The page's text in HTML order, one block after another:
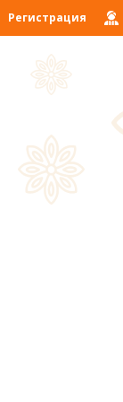
Регистрация